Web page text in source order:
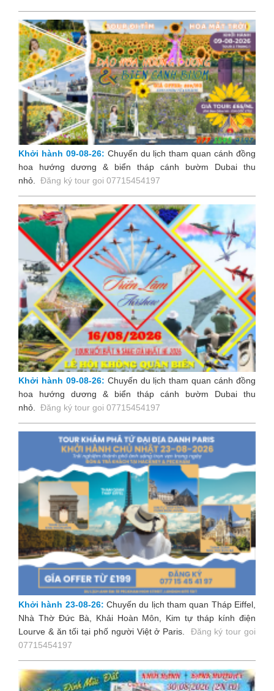
Khởi hành 09-08-26: Chuyến du lịch tham quan cánh đồng
hoa hướng dương & biển tháp cánh bườm Dubai thu
nhỏ
Đăng ký tour goi 07715454197
Khởi hành 09-08-26: Chuyến du lịch tham quan cánh đồng
hoa hướng dương & biển tháp cánh bườm Dubai thu
nhỏ. Đăng ký tour goi 07715454197
Khởi hành 23-08-26: Chuyến du lịch tham quan Tháp Eiffel,
Nhà Thờ Đức Bà, Khải Hoàn Môn, Kim tự tháp kính điện
Lourve & ăn tối tại phố người Việt ở Paris
Đăng ký tour goi
07715454197